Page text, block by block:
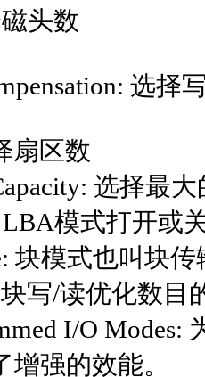
头数
选择
区数
选择最大
模式打开或
模式也叫块传
写/读优化数目
I/O Modes:
强的效能。